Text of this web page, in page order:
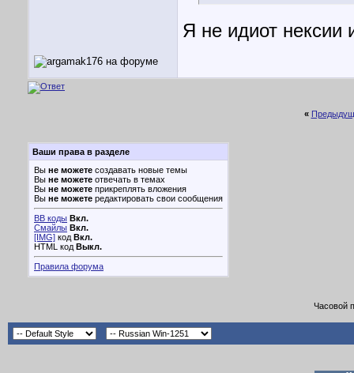
Я не идиот нексии
«
Ваши права в разделе
Вы не можете создавать новые темы
Вы не можете отвечать в темах
Вы не можете прикреплять вложения
Вы не можете редактировать свои сообщения
BB коды Вкл.
Смайлы Вкл.
[IMG] код Вкл.
HTML код Выкл.
Правила форума
Часовой